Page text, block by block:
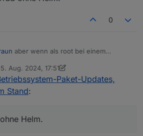
0
aber wenn als root bei einem
für mich fragwürdig. (nur zur Info, ich
User mit sudo unterwegs, find die
„warum als root geupt“ immer
5. Aug. 2024, 17:51
von Homoran8. Mai 2024, 19:53
Paket-Updates,
Stand:
Helm.